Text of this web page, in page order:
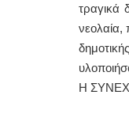
τραγικά
νεολαία,
Η